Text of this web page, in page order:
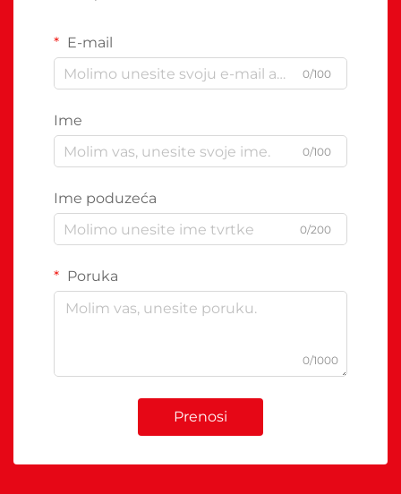
E-mail
0/100
Ime
0/100
Ime poduzeća
0/200
Poruka
0/1000
Prenosi